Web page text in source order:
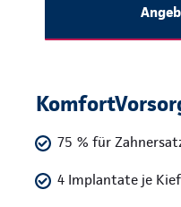
75 % für
4 Implantate je